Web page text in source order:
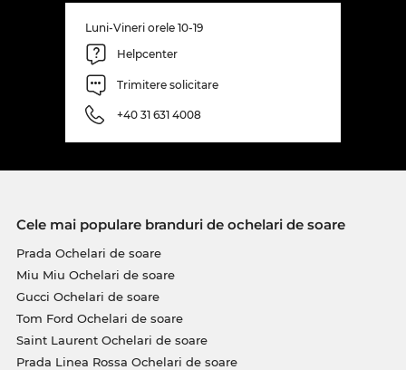
Luni-Vineri orele 10-19
Helpcenter
Trimitere solicitare
+40 31 631 4008
Cele mai populare branduri de ochelari de soare
Prada Ochelari de soare
Miu Miu Ochelari de soare
Gucci Ochelari de soare
Tom Ford Ochelari de soare
Saint Laurent Ochelari de soare
Prada Linea Rossa Ochelari de soare